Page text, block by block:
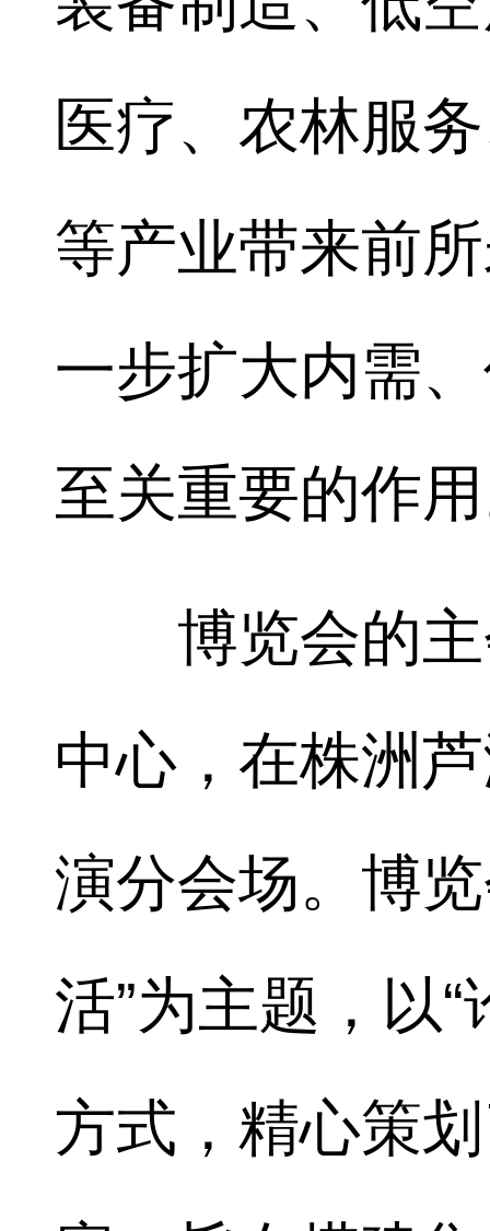
医疗、农林服
等产业带来前
一步扩大内需
至关重要的作
博览会的主
中心，在株洲
演分会场。博
活”为主题，以
方式，精心策